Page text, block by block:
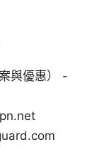
與優惠） -